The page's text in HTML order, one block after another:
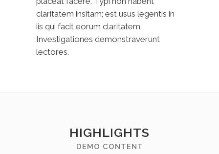
claritatem insitam; est usus legentis in
iis qui facit eorum claritatem.
Investigationes demonstraverunt
lectores.
HIGHLIGHTS
DEMO CONTENT